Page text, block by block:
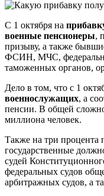
С 1 октября на
военные пенсионеры,
призыву, а также
ФСИН, МЧС,
таможенных органов,
Дело в том, что с 1
военнослужащих, а
пенсии. В общей
миллиона человек.
Также на три
государственные
судей
федеральных судов
арбитражных судов, а